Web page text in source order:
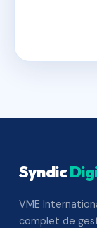
Syndic
VME
complet de